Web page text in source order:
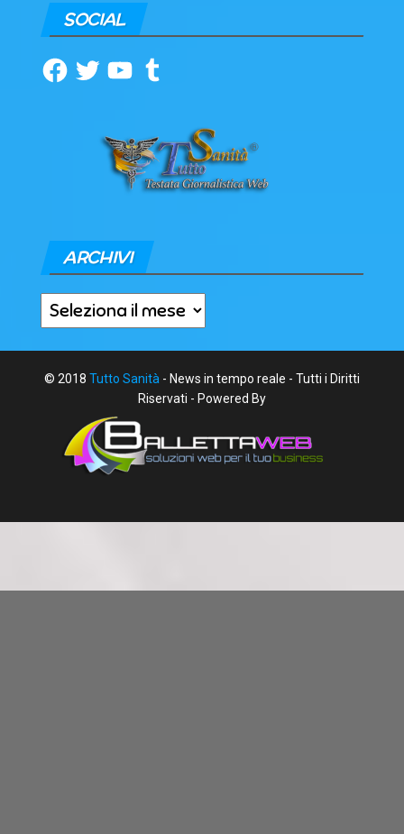
SOCIAL
Facebook
TwitterYouTubeTumblr
ARCHIVI
Archivi
© 2018 Tutto Sanità - News in tempo reale - Tutti i Diritti
Riservati - Powered By